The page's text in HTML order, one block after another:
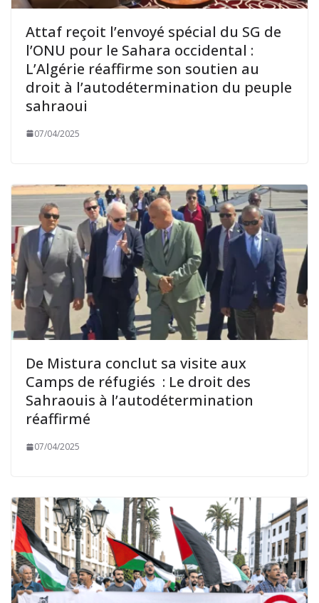
Attaf reçoit l’envoyé spécial du SG de
l’ONU pour le Sahara occidental :
L’Algérie réaffirme son soutien au
droit à l’autodétermination du peuple
sahraoui
07/04/2025
De Mistura conclut sa visite aux
Camps de réfugiés : Le droit des
Sahraouis à l’autodétermination
réaffirmé
07/04/2025